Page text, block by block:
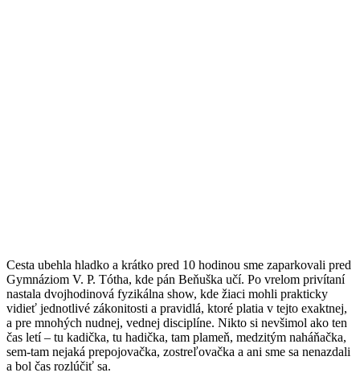
Cesta ubehla hladko a krátko pred 10 hodinou sme zaparkovali pred
Gymnáziom V. P. Tótha, kde pán Beňuška učí. Po vrelom privítaní
nastala dvojhodinová fyzikálna show, kde žiaci mohli prakticky
vidieť jednotlivé zákonitosti a pravidlá, ktoré platia v tejto exaktnej,
a pre mnohých nudnej, vednej disciplíne. Nikto si nevšimol ako ten
čas letí – tu kadička, tu hadička, tam plameň, medzitým naháňačka,
sem-tam nejaká prepojovačka, zostreľovačka a ani sme sa nenazdali
a bol čas rozlúčiť sa.